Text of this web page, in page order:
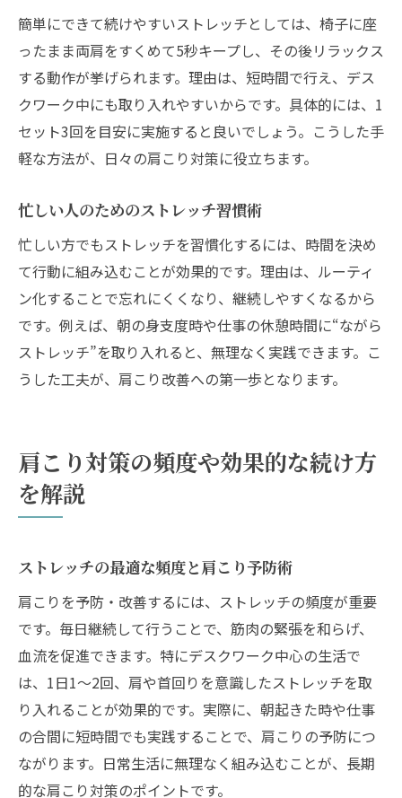
簡単にできて続けやすいストレッチとしては、椅子に座
ったまま両肩をすくめて5秒キープし、その後リラックス
する動作が挙げられます。理由は、短時間で行え、デス
クワーク中にも取り入れやすいからです。具体的には、1
セット3回を目安に実施すると良いでしょう。こうした手
軽な方法が、日々の肩こり対策に役立ちます。
忙しい人のためのストレッチ習慣術
忙しい方でもストレッチを習慣化するには、時間を決め
て行動に組み込むことが効果的です。理由は、ルーティ
ン化することで忘れにくくなり、継続しやすくなるから
です。例えば、朝の身支度時や仕事の休憩時間に“ながら
ストレッチ”を取り入れると、無理なく実践できます。こ
うした工夫が、肩こり改善への第一歩となります。
肩こり対策の頻度や効果的な続け方
を解説
ストレッチの最適な頻度と肩こり予防術
肩こりを予防・改善するには、ストレッチの頻度が重要
です。毎日継続して行うことで、筋肉の緊張を和らげ、
血流を促進できます。特にデスクワーク中心の生活で
は、1日1～2回、肩や首回りを意識したストレッチを取
り入れることが効果的です。実際に、朝起きた時や仕事
の合間に短時間でも実践することで、肩こりの予防につ
ながります。日常生活に無理なく組み込むことが、長期
的な肩こり対策のポイントです。